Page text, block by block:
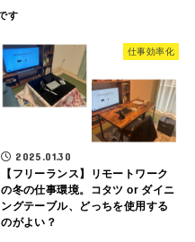
仕事効率化
2025.01.30
【フリーランス】リモートワーク
の冬の仕事環境。コタツ or ダイニ
ングテーブル、どっちを使用する
のがよい？